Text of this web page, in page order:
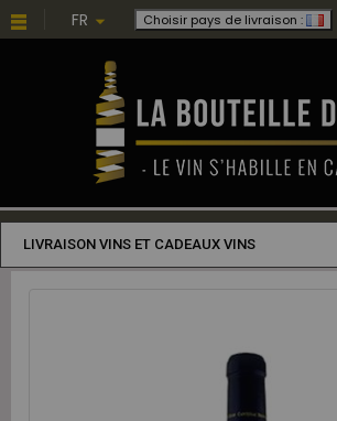
FR Choisir pays de livraison :
LIVRAISON VINS ET CADEAUX VINS